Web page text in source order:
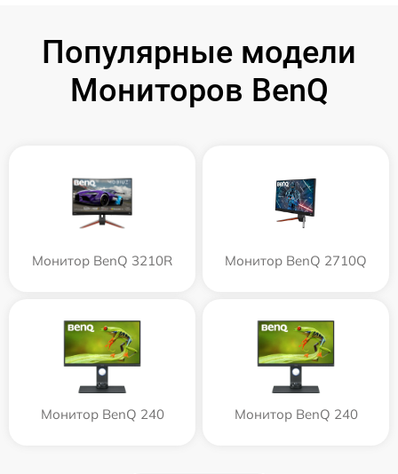
Популярные модели
Мониторов BenQ
Монитор BenQ 3210R Монитор BenQ 2710Q
Монитор BenQ 240 Монитор BenQ 240